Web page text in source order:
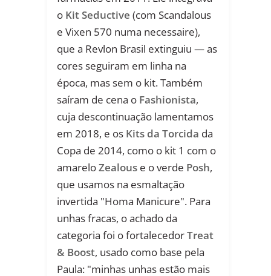
o Kit Seductive (com Scandalous
e Vixen 570 numa necessaire),
que a Revlon Brasil extinguiu — as
cores seguiram em linha na
época, mas sem o kit. Também
saíram de cena o Fashionista,
cuja descontinuação lamentamos
em 2018, e os Kits da Torcida da
Copa de 2014, como o kit 1 com o
amareloZealous e o verde Posh,
que usamos na esmaltação
invertida "Homa Manicure". Para
unhas fracas, o achado da
categoria foi o fortalecedorTreat
& Boost, usado como base pela
Paula: "minhas unhas estão mais